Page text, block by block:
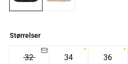
Størrelser
32 34 36